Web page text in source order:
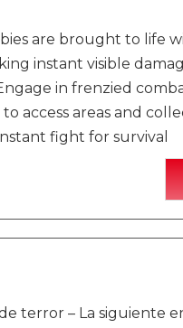
are brought to life
instant visible
in frenzied
access areas and
fight for survival
terror – La siguiente